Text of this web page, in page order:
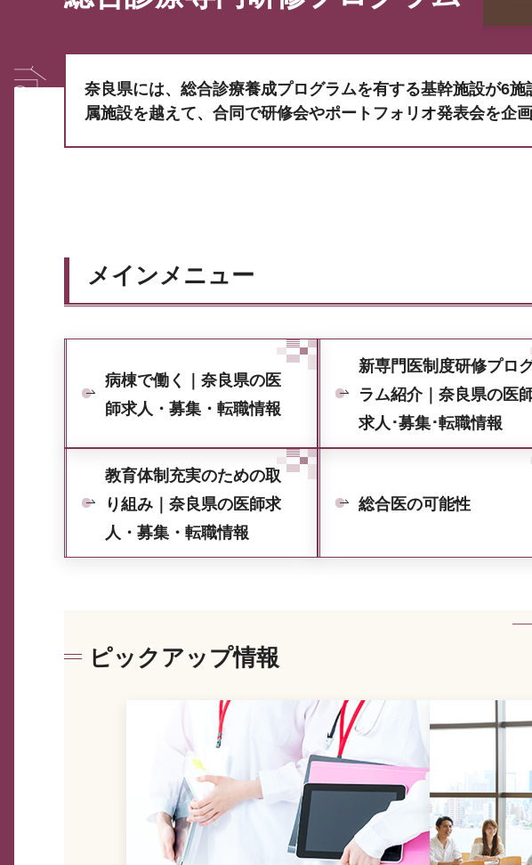
奈良県には、総合診療養成プログラムを有する基幹施設が6
属施設を越えて、合同で研修会やポートフォリオ発表会を企
メインメニュー
病棟で働く｜奈良県の医
師求人・募集・転職情報
新専門医制度研修プロ
ラム紹介｜奈良県の医
求人･募集･転職情報
教育体制充実のための取
り組み｜奈良県の医師求
人・募集・転職情報
総合医の可能性
ピックアップ情報